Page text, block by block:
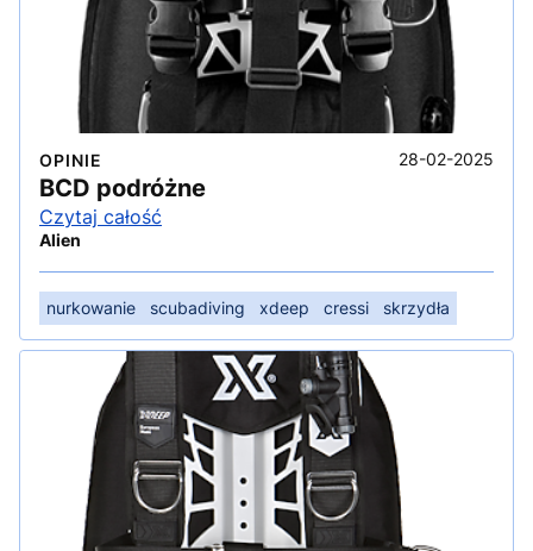
OPINIE 28-02-2025
BCD podróżne
Czytaj całość
Alien
nurkowanie scubadiving xdeep cressi skrzydła